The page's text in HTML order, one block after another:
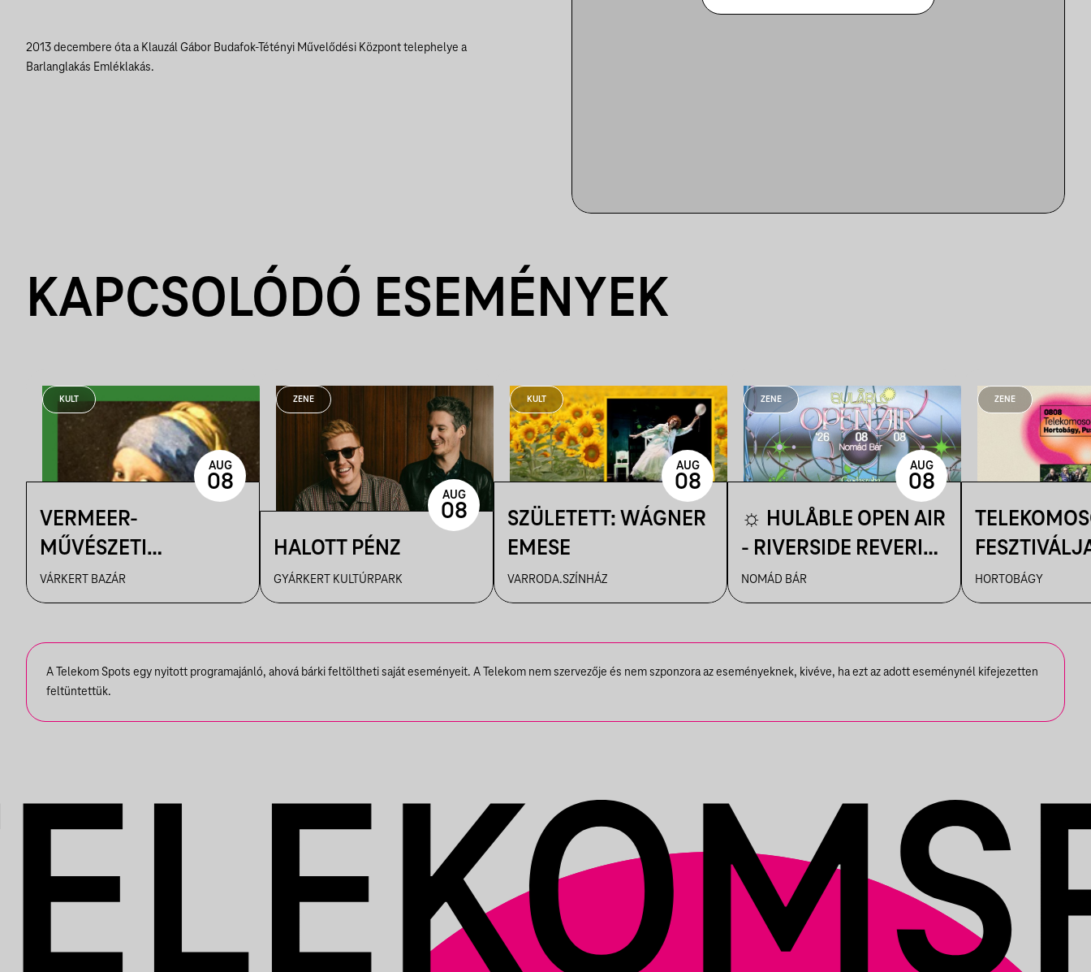
2013 decembere óta a Klauzál Gábor Budafok-Tétényi Művelődési Központ telephelye a
Barlanglakás Emléklakás.
KAPCSOLÓDÓ ESEMÉNYEK
KULT
VERMEER-
MŰVÉSZETI
FILMVETÍTÉS
VÁRKERT BAZÁR
AUG
08
ZENE
HALOTT PÉNZ
GYÁRKERT KULTÚRPARK
AUG
08
KULT
SZÜLETETT: WÁGNER
EMESE
VARRODA.SZÍNHÁZ
AUG
08
ZENE
☼ HULÅBLE OPEN AIR
- RIVERSIDE REVERIE
☼
NOMÁD BÁR
AUG
08
ZENE
CSILLAGLES
HORTOBÁGY
A Telekom Spots egy nyitott programajánló, ahová bárki feltöltheti saját eseményeit. A Telekom nem szervezője és nem szponzora az eseményeknek, kivéve, ha ezt az adott eseménynél kifejezetten
feltüntettük.